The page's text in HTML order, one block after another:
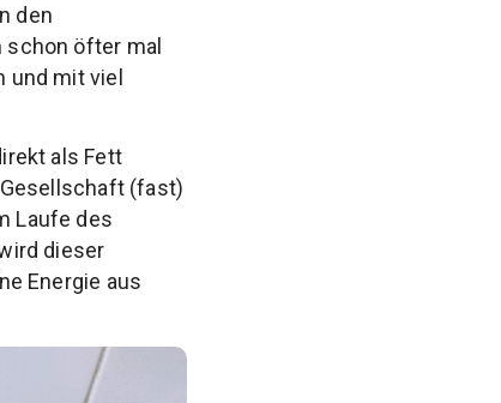
den
schon öfter mal
und mit viel
als Fett
(fast)
Laufe des
dieser
Energie aus